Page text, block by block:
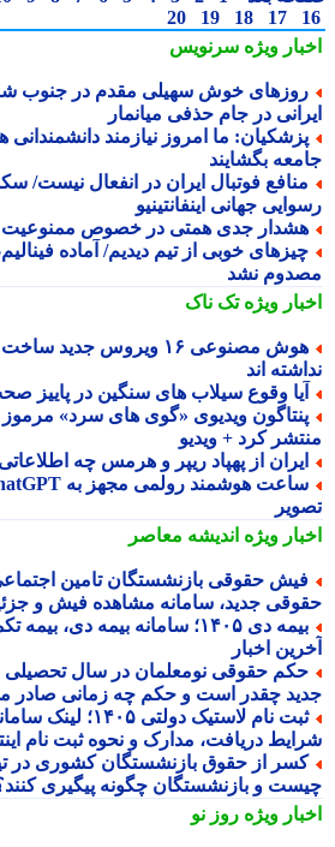
17
18
19
20
ویژهسرنویس
خوش سهیلی مقدم در جنوب شرق
در جام حذفی میانمار
ما امروز نیازمند دانشمندانی
بگشایند
فوتبال ایران در انفعال نیست/
جهانی اینفانتینیو
جدی همتی در خصوص ممنوعیت
خوبی از تیم دیدیم/ آماده
نشد
ویژهتک ناک
هوش مصنوعی ۱۶ ویروس جدید
اند
وقوع سیلاب های سنگین در پاییز صحت
ویدیوی «گوی های سرد» مرموز بر
کرد + ویدیو
از پهپاد ریپر و هرمس چه اطلاعاتی
ویژهاندیشه معاصر
جدید، سامانه مشاهده فیش و
بیمه دی ۱۴۰۵؛ سامانه بیمه دی،
اخبار
چقدر است و حکم چه زمانی صادر می
ثبت نام لاستیک دولتی
دریافت، مدارک و نحوه ثبت نام
و بازنشستگان چگونه پیگیری کنند؟
ویژهروز نو